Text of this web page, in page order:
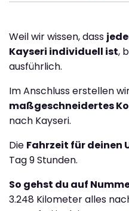
Weil wir wissen, dass
Kayseri individuell ist,
ausführlich.
Im Anschluss erstellen
maßgeschneidertes
nach Kayseri.
Die Fahrzeit für deinen
Tag 9 Stunden.
So gehst du auf
3.248 Kilometer alles